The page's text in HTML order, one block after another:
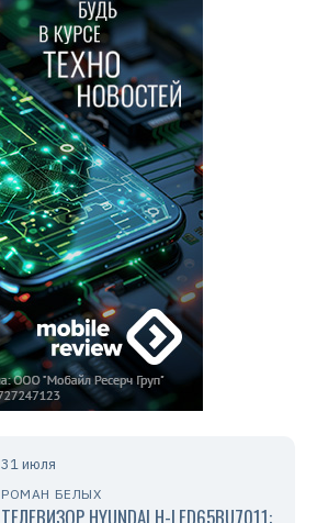
31 июля
РОМАН БЕЛЫХ
ТЕЛЕВИЗОР HYUNDAI H-LED65BU7011: